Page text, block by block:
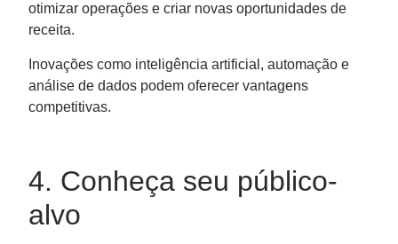
otimizar operações e criar novas oportunidades de
receita.
Inovações como inteligência artificial, automação e
análise de dados podem oferecer vantagens
competitivas.
4. Conheça seu público-
alvo